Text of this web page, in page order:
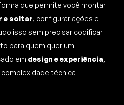
que permite você montar
e soltar, configurar ações e
isso sem precisar codificar
para quem quer um
em design e experiência,
técnica